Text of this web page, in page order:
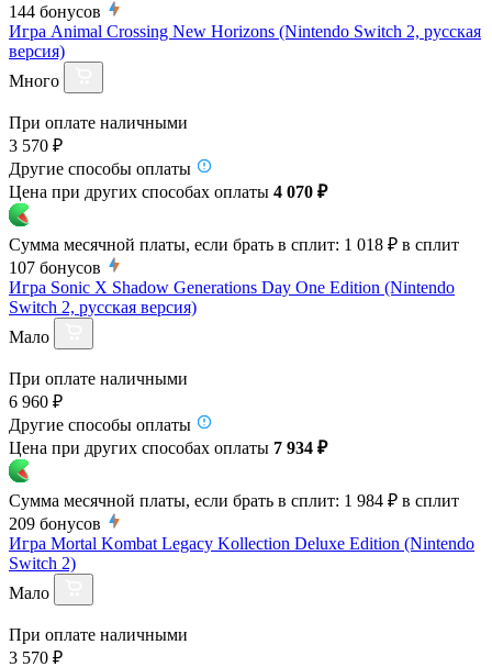
144 бонусов
Игра Animal Crossing New Horizons (Nintendo Switch 2, русская
версия)
Много
При оплате наличными
3 570 ₽
Другие способы оплаты
Цена при других способах оплаты 4 070 ₽
Сумма месячной платы, если брать в сплит: 1 018 ₽ в сплит
107 бонусов
Игра Sonic X Shadow Generations Day One Edition (Nintendo
Switch 2, русская версия)
Мало
При оплате наличными
6 960 ₽
Другие способы оплаты
Цена при других способах оплаты 7 934 ₽
Сумма месячной платы, если брать в сплит: 1 984 ₽ в сплит
209 бонусов
Игра Mortal Kombat Legacy Kollection Deluxe Edition (Nintendo
Switch 2)
Мало
При оплате наличными
3 570 ₽